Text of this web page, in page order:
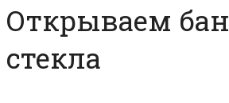
Открываем
стекла